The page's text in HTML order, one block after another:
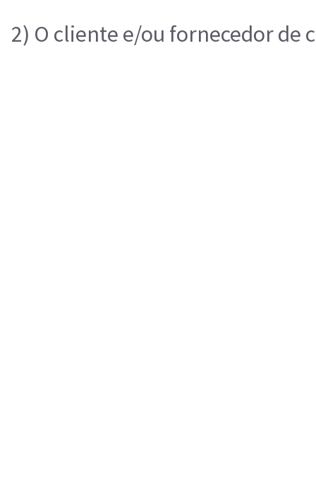
2) O cliente e/ou fornecedor de